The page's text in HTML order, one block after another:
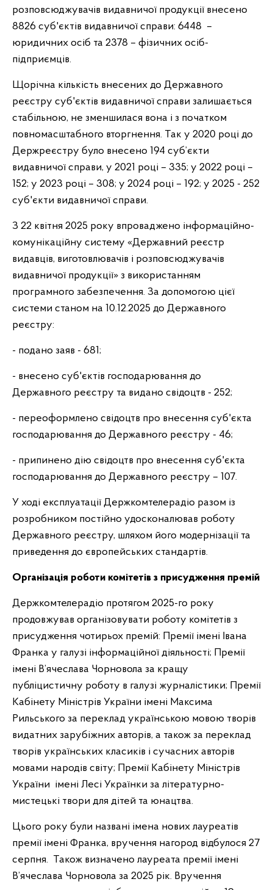
розповсюджувачів видавничої продукції внесено
8826 суб'єктів видавничої справи: 6448 –
юридичних осіб та 2378 – фізичних осіб-
підприємців.
Щорічна кількість внесених до Державного
реєстру суб'єктів видавничої справи залишається
стабільною, не зменшилася вона і з початком
повномасштабного вторгнення. Так у 2020 році до
Держреєстру було внесено 194 суб’єкти
видавничої справи, у 2021 році – 335; у 2022 році –
152; у 2023 році – 308; у 2024 році – 192; у 2025 - 252
суб'єкти видавничої справи.
З 22 квітня 2025 року впроваджено інформаційно-
комунікаційну систему «Державний реєстр
видавців, виготовлювачів і розповсюджувачів
видавничої продукції» з використанням
програмного забезпечення. За допомогою цієї
системи станом на 10.12.2025 до Державного
реєстру:
- подано заяв - 681;
- внесено суб'єктів господарювання до
Державного реєстру та видано свідоцтв - 252;
- переоформлено свідоцтв про внесення суб'єкта
господарювання до Державного реєстру - 46;
- припинено дію свідоцтв про внесення суб'єкта
господарювання до Державного реєстру – 107.
У ході експлуатації Держкомтелерадіо разом із
розробником постійно удосконалював роботу
Державного реєстру, шляхом його модернізації та
приведення до європейських стандартів.
Організація роботи комітетів з присудження премій
Держкомтелерадіо протягом 2025-го року
продовжував організовувати роботу комітетів з
присудження чотирьох премій: Премії імені Івана
Франка у галузі інформаційної діяльності; Премії
імені В’ячеслава Чорновола за кращу
публіцистичну роботу в галузі журналістики; Премії
Кабінету Міністрів України імені Максима
Рильського за переклад українською мовою творів
видатних зарубіжних авторів, а також за переклад
творів українських класиків і сучасних авторів
мовами народів світу; Премії Кабінету Міністрів
України імені Лесі Українки за літературно-
мистецькі твори для дітей та юнацтва.
Цього року були названі імена нових лауреатів
премії імені Франка, вручення нагород відбулося 27
серпня. Також визначено лауреата премії імені
В’ячеслава Чорновола за 2025 рік. Вручення